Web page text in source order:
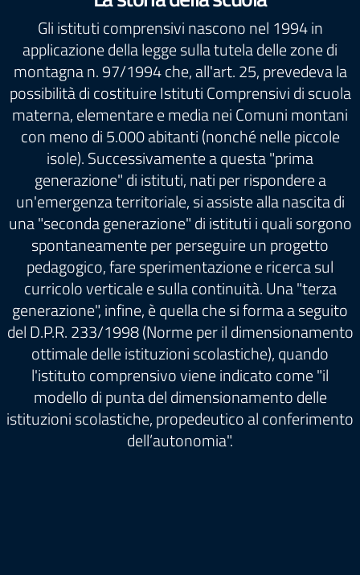
Gli istituti comprensivi nascono nel 1994 in
applicazione della legge sulla tutela delle zone di
montagna n. 97/1994 che, all'art. 25, prevedeva la
possibilità di costituire Istituti Comprensivi di scuola
materna, elementare e media nei Comuni montani
con meno di 5.000 abitanti (nonché nelle piccole
isole). Successivamente a questa "prima
generazione" di istituti, nati per rispondere a
un'emergenza territoriale, si assiste alla nascita di
una "seconda generazione" di istituti i quali sorgono
spontaneamente per perseguire un progetto
pedagogico, fare sperimentazione e ricerca sul
curricolo verticale e sulla continuità. Una "terza
generazione", infine, è quella che si forma a seguito
del D.P.R. 233/1998 (Norme per il dimensionamento
ottimale delle istituzioni scolastiche), quando
l'istituto comprensivo viene indicato come "il
modello di punta del dimensionamento delle
istituzioni scolastiche, propedeutico al conferimento
dell’autonomia".